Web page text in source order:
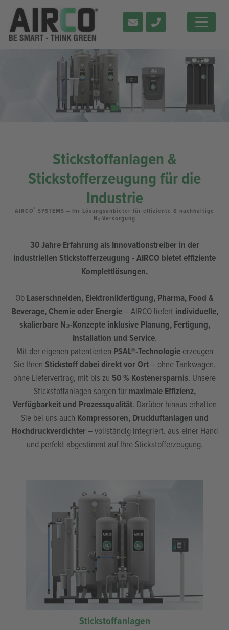
Stickstoffanlagen &
Stickstofferzeugung für die
Industrie
AIRCO ® SYSTEMS – Ihr Lösungsanbieter für effiziente & nachhaltige
N₂-Versorgung
30 Jahre Erfahrung als Innovationstreiber in der
industriellen Stickstofferzeugung - AIRCO bietet effiziente
Komplettlösungen.
Ob Laserschneiden, Elektronikfertigung, Pharma, Food &
Beverage, Chemie oder Energie– AIRCO liefert individuelle,
skalierbare N₂-Konzepte inklusive Planung, Fertigung,
Installation und Service.
Mit der eigenen patentierten PSAL®-Technologieerzeugen
Sie Ihren Stickstoff dabei direkt vor Ort– ohne Tankwagen,
ohne Liefervertrag, mit bis zu 50 % Kostenersparnis. Unsere
Stickstoffanlagen sorgen fürmaximale Effizienz,
Verfügbarkeit und Prozessqualität. Darüber hinaus erhalten
Sie bei uns auch Kompressoren, Druckluftanlagen und
Hochdruckverdichter – vollständig integriert, aus einer Hand
und perfekt abgestimmt auf Ihre Stickstofferzeugung.
Stickstoffanlagen